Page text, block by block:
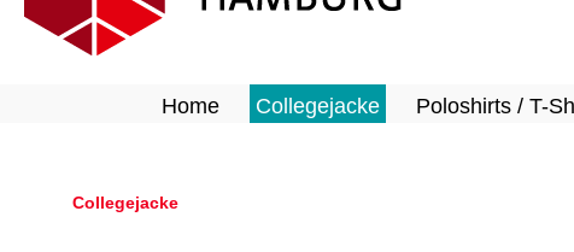
Home Collegejacke Poloshirts / T-
Collegejacke